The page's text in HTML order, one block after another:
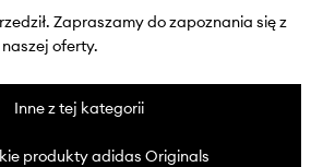
Zapraszamy do zapoznania się z
oferty.
Inne z tej kategorii
produkty adidas Originals